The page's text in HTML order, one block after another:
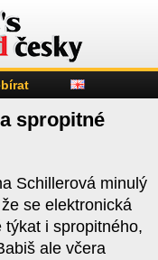
spropitné
Schillerová minulý
se elektronická
i spropitného,
ale včera